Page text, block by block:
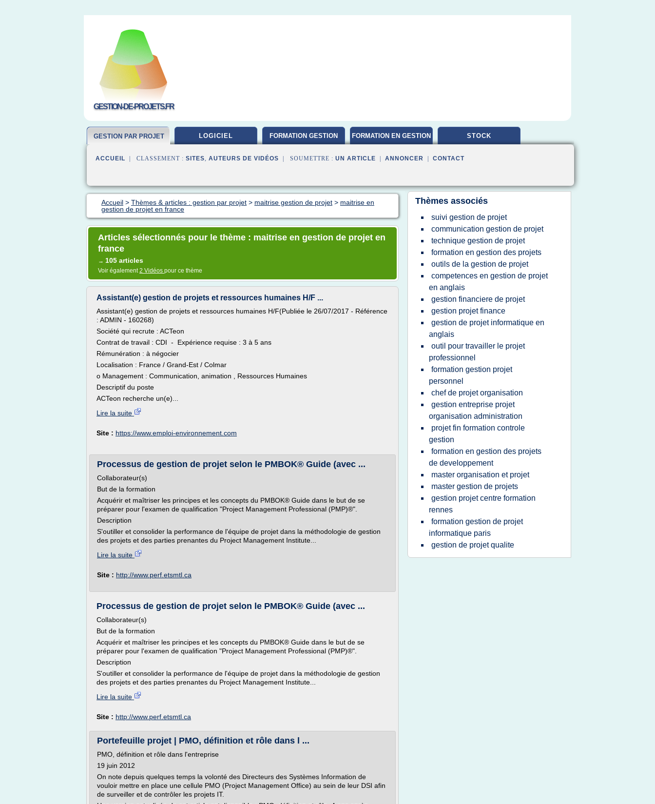
GESTION-DE-PROJETS.FR
GESTION PAR PROJET LOGICIEL FORMATION GESTION FORMATION EN GESTION STOCK
ACCUEIL | CLASSEMENT : SITES, AUTEURS DE VIDÉOS | SOUMETTRE : UN ARTICLE ANNONCER CONTACT
Accueil > Thèmes & articles : gestion par projet > maitrise gestion de projet > maitrise en
gestion de projet en france
Articles sélectionnés pour le thème : maitrise en gestion de projet en
france
→ 105 articles
Voir également2 Vidéos pour ce thème
Assistant(e) gestion de projets et ressources humaines H/F ...
Assistant(e) gestion de projets et ressources humaines H/F(Publiée le 26/07/2017 - Référence
: ADMIN - 160268)
Société qui recrute : ACTeon
Contrat de travail : CDI - Expérience requise : 3 à 5 ans
Rémunération : à négocier
Localisation : France / Grand-Est / Colmar
o Management : Communication, animation , Ressources Humaines
Descriptif du poste
ACTeon recherche un(e)...
Lire la suite
Site : https://www.emploi-environnement.com
Processus de gestion de projet selon le PMBOK® Guide (avec ...
Collaborateur(s)
But de la formation
Acquérir et maîtriser les principes et les concepts du PMBOK® Guide dans le but de se
préparer pour l'examen de qualification "Project Management Professional (PMP)®".
Description
S'outiller et consolider la performance de l'équipe de projet dans la méthodologie de gestion
des projets et des parties prenantes du Project Management Institute...
Lire la suite
Site : http://www.perf.etsmtl.ca
Processus de gestion de projet selon le PMBOK® Guide (avec ...
Collaborateur(s)
But de la formation
Acquérir et maîtriser les principes et les concepts du PMBOK® Guide dans le but de se
préparer pour l'examen de qualification "Project Management Professional (PMP)®".
Description
S'outiller et consolider la performance de l'équipe de projet dans la méthodologie de gestion
des projets et des parties prenantes du Project Management Institute...
Lire la suite
Site : http://www.perf.etsmtl.ca
Portefeuille projet | PMO, définition et rôle dans l ...
PMO, définition et rôle dans l'entreprise
19 juin 2012
On note depuis quelques temps la volonté des Directeurs des Systèmes Information de
vouloir mettre en place une cellule PMO (Project Management Office) au sein de leur DSI afin
de surveiller et de contrôler les projets IT.
Thèmes associés
suivi gestion de projet
communication gestion de projet
technique gestion de projet
formation en gestion des projets
outils de la gestion de projet
competences en gestion de projet
en anglais
gestion financiere de projet
gestion projet finance
gestion de projet informatique en
anglais
outil pour travailler le projet
professionnel
formation gestion projet
personnel
chef de projet organisation
gestion entreprise projet
organisation administration
projet fin formation controle
gestion
formation en gestion des projets
de developpement
master organisation et projet
master gestion de projets
gestion projet centre formation
rennes
formation gestion de projet
informatique paris
gestion de projet qualite